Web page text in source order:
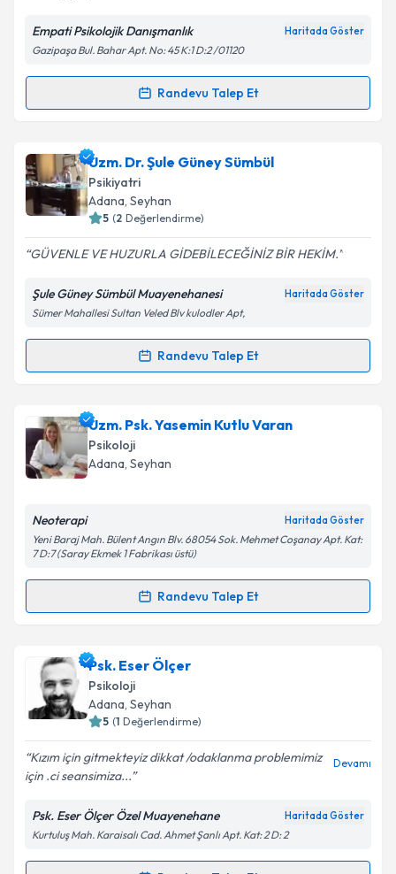
Kişisel verilerimin işlenmesine ilişkin
Metni'ni okudum ve kişisel verilerimin belirtilen
kapsamda işlenmesini kabul ediyorum.
Empati Psikolojik Danışmanlık Haritada Göster
Gazipaşa Bul. Bahar Apt. No: 45 K:1 D:2 /01120
Randevu Talep Et
Randevu Takvimi Talebi
Dr. Psk. Dan. Erdinç Çağlayaniçin randevu takvimi
talebi oluşturun. Size bu uzmandan randevu almanız
için bir takvim hazırlandığında e-posta ile
bilgilendireceğiz.
E-posta Adresiniz
Kişisel verilerimin işlenmesine ilişkinAydınlatma
'ni okudum ve kişisel verilerimin belirtilen
kapsamda işlenmesini kabul ediyorum.
Takvim Talebini Gönder
Uzm. Dr. Şule Güney Sümbül
Psikiyatri
Adana, Seyhan
5 (2 Değerlendirme)
GÜVENLE VE HUZURLA GİDEBİLECEĞİNİZ BİR HEKİM.
Şule Güney Sümbül Muayenehanesi Haritada Göster
Sümer Mahallesi Sultan Veled Blv kulodler Apt,
Randevu Talep Et
Randevu Takvimi Talebi
Uzm. Dr. Şule Güney Sümbüliçin randevu takvimi
talebi oluşturun. Size bu uzmandan randevu almanız
için bir takvim hazırlandığında e-posta ile
bilgilendireceğiz.
Kişisel verilerimin işlenmesine ilişkin
Metni'ni okudum ve kişisel verilerimin belirtilen
Takvim Talebini Gönder
Uzm. Psk. Yasemin Kutlu Varan
Psikoloji
Adana, Seyhan
Neoterapi Haritada Göster
Yeni Baraj Mah. Bülent Angın Blv. 68054 Sok. Mehmet Coşanay Apt. Kat:
7 D:7 (Saray Ekmek 1 Fabrikası üstü)
Randevu Talep Et
Randevu Takvimi Talebi
Uzm. Psk. Yasemin Kutlu Varan
talebi oluşturun. Size bu uzmandan randevu almanız
için bir takvim hazırlandığında e-posta ile
bilgilendireceğiz.
E-posta Adresiniz
Kişisel verilerimin işlenmesine ilişkinAydınlatma
Metni'ni okudum ve kişisel verilerimin belirtilen
Psk. Eser Ölçer
Psikoloji
Adana, Seyhan
5 (1 Değerlendirme)
Kızım için gitmekteyiz dikkat /odaklanma problemimiz
için .ci seansimiza...
Devamı
Psk. Eser Ölçer Özel Muayenehane Haritada Göster
Kurtuluş Mah. Karaisalı Cad. Ahmet Şanlı Apt. Kat: 2 D: 2